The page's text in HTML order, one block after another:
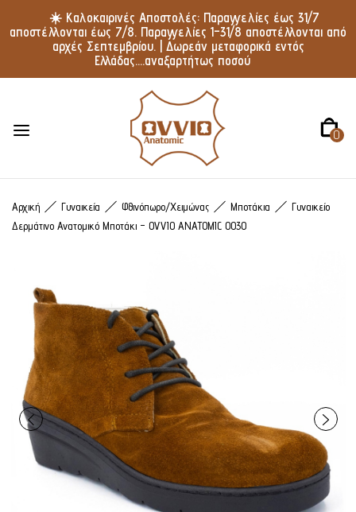
☀️ Καλοκαιρινές Αποστολές: Παραγγελίες έως 31/7
αποστέλλονται έως 7/8. Παραγγελίες 1–31/8 αποστέλλονται από
αρχές Σεπτεμβρίου. | Δωρεάν μεταφορικά εντός
Ελλάδας....αναξαρτήτως ποσού
0
Αρχική Γυναικεία Φθινόπωρο/Χειμώνας Μποτάκια
Γυναικείο
Δερμάτινο Ανατομικό Μποτάκι – OVVIO ANATOMIC 0030